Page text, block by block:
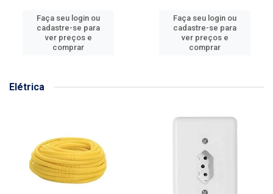
Faça seu login ou
cadastre-se para
ver preços e
comprar
Faça seu login ou
cadastre-se para
ver preços e
comprar
Elétrica